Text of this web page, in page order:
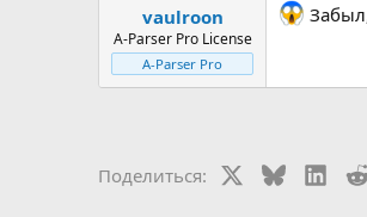
vaulroon
A-Parser Pro License
A-Parser Pro
Поделиться: Bluesky